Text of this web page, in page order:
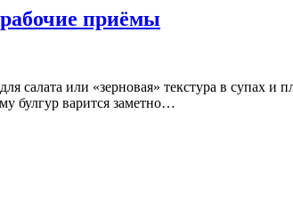
приёмы
салата или «зерновая» текстура в супах
булгур варится заметно…